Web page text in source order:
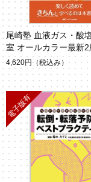
尾崎塾 血液ガス・酸
室 オールカラー最新2
4,620円 （税込み）